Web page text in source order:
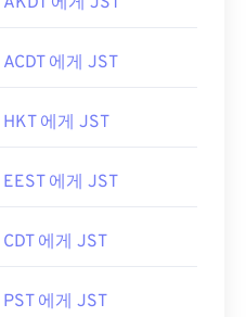
ACDT 에게 JST
HKT 에게 JST
EEST 에게 JST
CDT 에게 JST
PST 에게 JST